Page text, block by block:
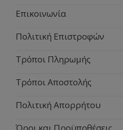
Επικοινωνία
Πολιτική Επιστροφών
Τρόποι Πληρωμής
Τρόποι Αποστολής
Πολιτική Απορρήτου